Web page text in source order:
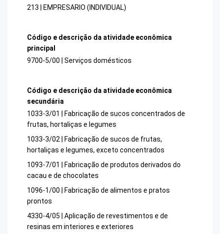
213 | EMPRESARIO (INDIVIDUAL)
Código e descrição da atividade econômica
principal
9700-5/00 | Serviços domésticos
Código e descrição da atividade econômica
secundária
1033-3/01 | Fabricação de sucos concentrados de
frutas, hortaliças e legumes
1033-3/02 | Fabricação de sucos de frutas,
hortaliças e legumes, exceto concentrados
1093-7/01 | Fabricação de produtos derivados do
cacau e de chocolates
1096-1/00 | Fabricação de alimentos e pratos
prontos
4330-4/05 | Aplicação de revestimentos e de
resinas em interiores e exteriores